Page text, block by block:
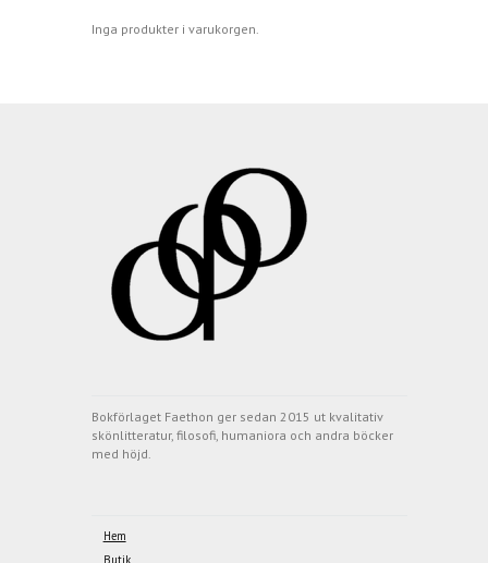
Inga produkter i varukorgen.
Bokförlaget Faethon ger sedan 2015 ut kvalitativ
skönlitteratur, filosofi, humaniora och andra böcker
med höjd.
Hem
Butik